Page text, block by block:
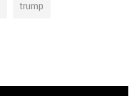
trump